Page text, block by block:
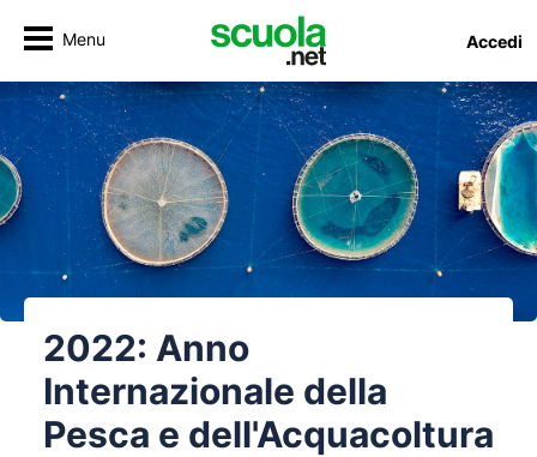
Menu Accedi
2022: Anno
Internazionale della
Pesca e dell'Acquacoltura